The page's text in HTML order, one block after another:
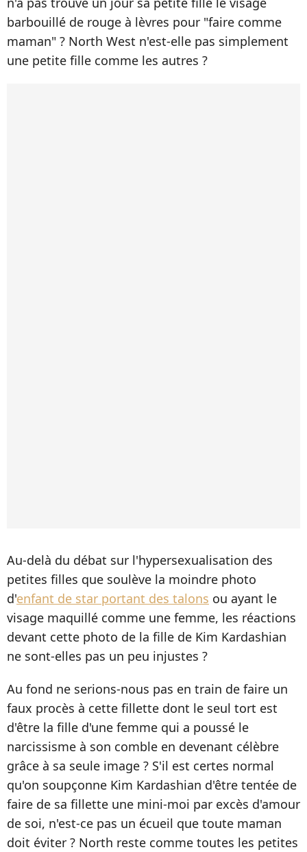
barbouillé de rouge à lèvres pour "faire comme
maman" ? North West n'est-elle pas simplement
une petite fille comme les autres ?
Au-delà du débat sur l'hypersexualisation des
petites filles que soulève la moindre photo
d'enfant de star portant des talons ou ayant le
visage maquillé comme une femme, les réactions
devant cette photo de la fille de Kim Kardashian
ne sont-elles pas un peu injustes ?
Au fond ne serions-nous pas en train de faire un
faux procès à cette fillette dont le seul tort est
d'être la fille d'une femme qui a poussé le
narcissisme à son comble en devenant célèbre
grâce à sa seule image ? S'il est certes normal
qu'on soupçonne Kim Kardashian d'être tentée de
faire de sa fillette une mini-moi par excès d'amour
de soi, n'est-ce pas un écueil que toute maman
doit éviter ? North reste comme toutes les petites